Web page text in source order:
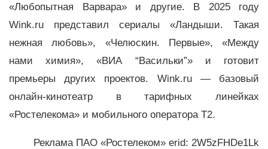
«Любопытная Варвара» и другие. В 2025 году
Wink.ru представил сериалы «Ландыши. Такая
нежная любовь», «Челюскин. Первые», «Между
нами химия», «ВИА “Васильки”» и готовит
премьеры других проектов. Wink.ru — базовый
онлайн-кинотеатр в тарифных линейках
«Ростелекома» и мобильного оператора Т2.
Реклама ПАО «Ростелеком» erid: 2W5zFHDe1Lk